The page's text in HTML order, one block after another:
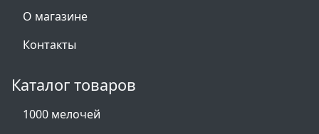
О магазине
Контакты
Каталог товаров
1000 мелочей